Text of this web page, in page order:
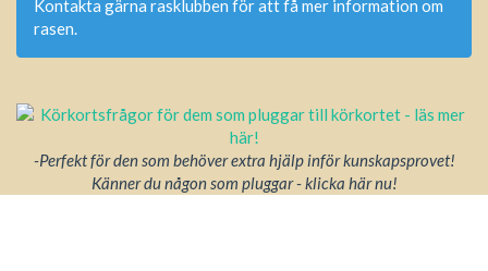
Kontakta gärna rasklubben för att få mer information om
rasen.
-Perfekt för den som behöver extra hjälp inför kunskapsprovet!
Känner du någon som pluggar - klicka här nu!